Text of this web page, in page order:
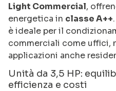
Light Commercial,
energetica in classe A++
è ideale per il
commerciali come uffici,
applicazioni anche
Unità da 3,5 HP:
efficienza e costi